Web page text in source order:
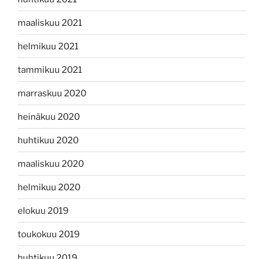
maaliskuu 2021
helmikuu 2021
tammikuu 2021
marraskuu 2020
heinäkuu 2020
huhtikuu 2020
maaliskuu 2020
helmikuu 2020
elokuu 2019
toukokuu 2019